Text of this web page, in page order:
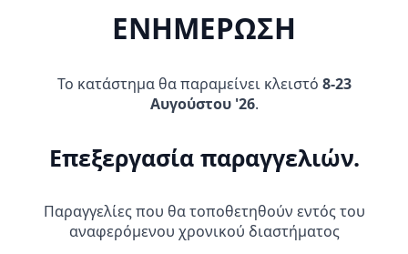
Καλάθι
18,95 €. Καλάθι
ΕΝΗΜΕΡΩΣΗ
Το κατάστημα θα παραμείνει κλειστό 8-23
Αυγούστου '26.
Επεξεργασία παραγγελιών.
Παραγγελίες που θα τοποθετηθούν εντός του
αναφερόμενου χρονικού διαστήματος